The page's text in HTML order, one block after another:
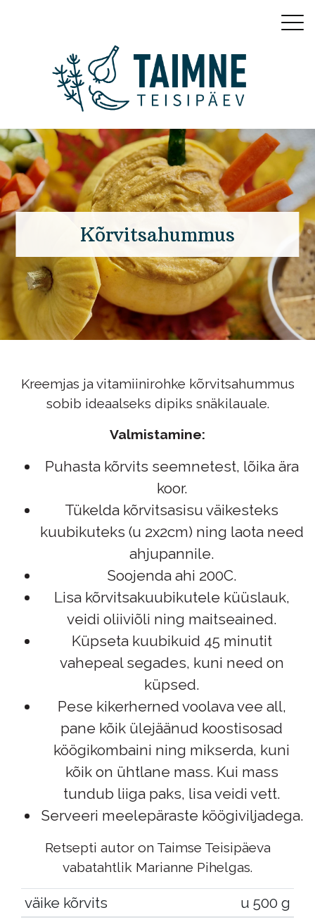
Kõrvitsahummus
Kreemjas ja vitamiinirohke kõrvitsahummus
sobib ideaalseks dipiks snäkilauale.
Valmistamine:
Puhasta kõrvits seemnetest, lõika ära
koor.
Tükelda kõrvitsasisu väikesteks
kuubikuteks (u 2x2cm) ning laota need
ahjupannile.
Soojenda ahi 200C.
Lisa kõrvitsakuubikutele küüslauk,
veidi oliiviõli ning maitseained.
Küpseta kuubikuid 45 minutit
vahepeal segades, kuni need on
küpsed.
Pese kikerherned voolava vee all,
pane kõik ülejäänud koostisosad
köögikombaini ning mikserda, kuni
kõik on ühtlane mass. Kui mass
tundub liiga paks, lisa veidi vett.
Serveeri meelepäraste köögiviljadega.
Retsepti autor on Taimse Teisipäeva
vabatahtlik Marianne Pihelgas.
väike kõrvits
u 500 g